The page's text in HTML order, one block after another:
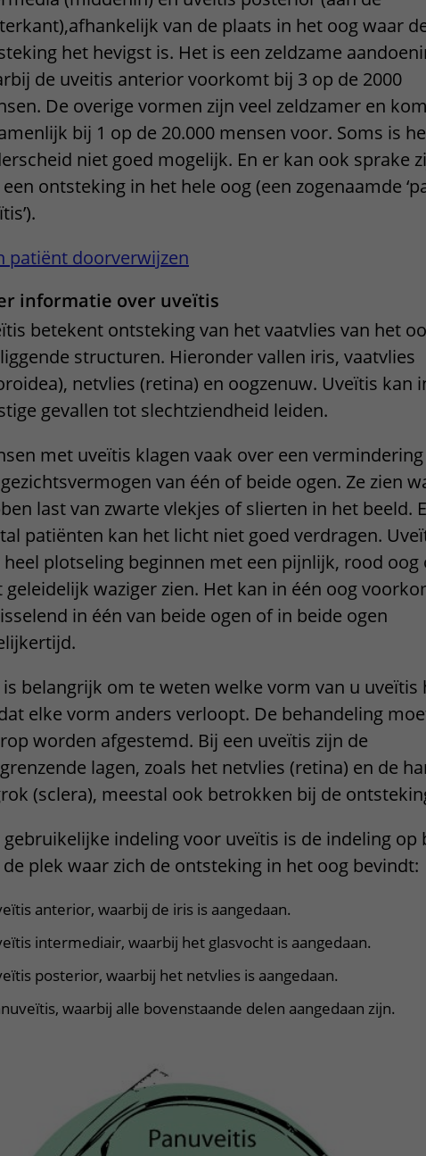
patiëntgegevens
Contact met
Het Wilhelmina
Kinderziekenhuis
van de plaats in het oog waar
het hevigst is. Het is een zeldzame
de uveitis anterior voorkomt bij 3 op de 2000
De overige vormen zijn veel zeldzamer en
bij 1 op de 20.000 mensen voor. Soms is
niet goed mogelijk. En er kan ook sprake
ontsteking in het hele oog (een zogenaamde
patiënt doorverwijzen
informatie over uveïtis
betekent ontsteking van het vaatvlies van het
structuren. Hieronder vallen iris, vaatvlies
netvlies (retina) en oogzenuw. Uveïtis kan
gevallen tot slechtziendheid leiden.
met uveïtis klagen vaak over een
van één of beide ogen. Ze zien
last van zwarte vlekjes of slierten in het beeld.
patiënten kan het licht niet goed verdragen.
heel plotseling beginnen met een pijnlijk, rood oog
geleidelijk waziger zien. Het kan in één oog
in één van beide ogen of in beide ogen
is belangrijk om te weten welke vorm van u uveïtis
elke vorm anders verloopt. De behandeling
worden afgestemd. Bij een uveïtis zijn de
lagen, zoals het netvlies (retina) en de
(sclera), meestal ook betrokken bij de
gebruikelijke indeling voor uveïtis is de indeling op
plek waar zich de ontsteking in het oog bevindt:
anterior, waarbij de iris is aangedaan.
intermediair, waarbij het glasvocht is aangedaan.
posterior, waarbij het netvlies is aangedaan.
waarbij alle bovenstaande delen aangedaan zijn.